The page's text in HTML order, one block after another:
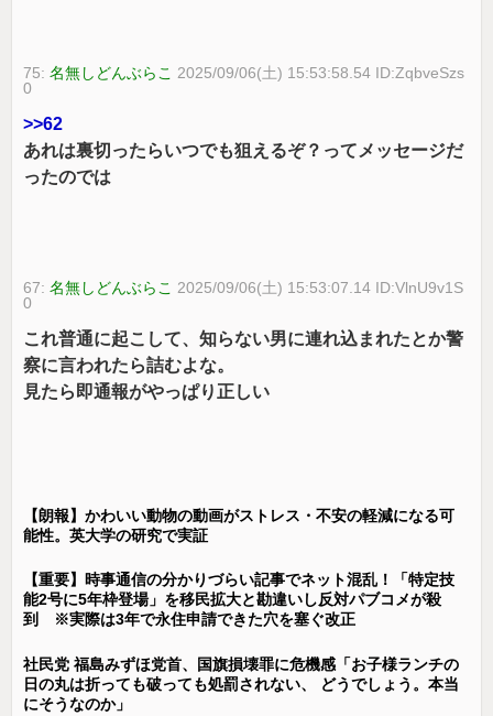
75:名無しどんぶらこ 2025/09/06(土) 15:53:58.54 ID:ZqbveSzs
0
>>62
あれは裏切ったらいつでも狙えるぞ？ってメッセージだ
ったのでは
67:名無しどんぶらこ 2025/09/06(土) 15:53:07.14 ID:VlnU9v1S
0
これ普通に起こして、知らない男に連れ込まれたとか警
察に言われたら詰むよな。
見たら即通報がやっぱり正しい
【朗報】かわいい動物の動画がストレス・不安の軽減になる可
能性。英大学の研究で実証
【重要】時事通信の分かりづらい記事でネット混乱！「特定技
能2号に5年枠登場」を移民拡大と勘違いし反対パブコメが殺
到 ※実際は3年で永住申請できた穴を塞ぐ改正
社民党 福島みずほ党首、国旗損壊罪に危機感「お子様ランチの
日の丸は折っても破っても処罰されない、 どうでしょう。本当
にそうなのか」